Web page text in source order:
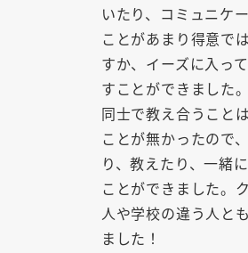
いたり、コミュニケ
ことがあまり得意で
すか、イーズに入っ
すことができました
同士で教え合うこと
ことが無かったので
り、教えたり、一緒
ことができました。
人や学校の違う人と
ました！